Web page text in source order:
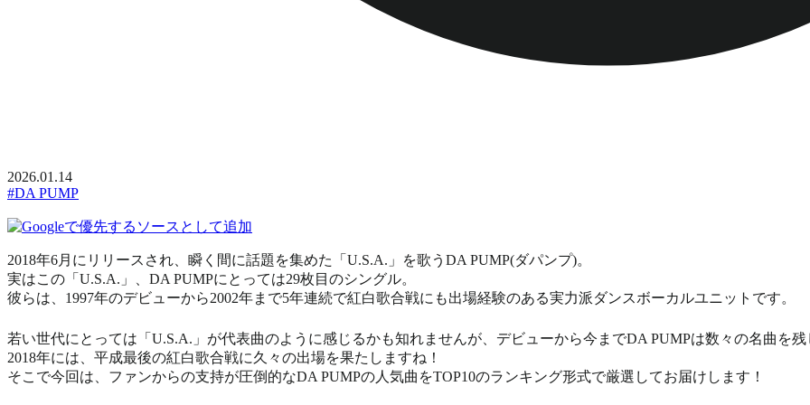
2026.01.14
#DA PUMP
2018年6月にリリースされ、瞬く間に話題を集めた「U.S.A.」を歌うDA PUMP(ダパンプ)。
実はこの「U.S.A.」、DA PUMPにとっては29枚目のシングル。
彼らは、1997年のデビューから2002年まで5年連続で紅白歌合戦にも出場経験のある実力派ダンスボーカルユニットです。
若い世代にとっては「U.S.A.」が代表曲のように感じるかも知れませんが、デビューから今までDA PUMPは数々の名曲を残
2018年には、平成最後の紅白歌合戦に久々の出場を果たしますね！
そこで今回は、ファンからの支持が圧倒的なDA PUMPの人気曲をTOP10のランキング形式で厳選してお届けします！